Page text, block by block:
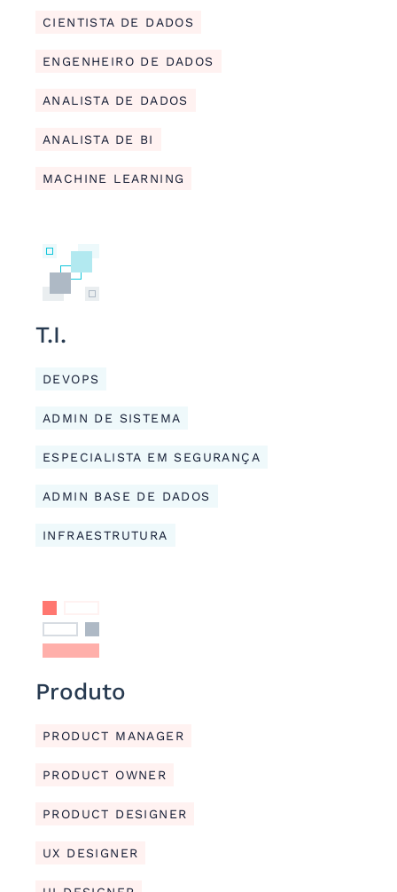
CIENTISTA DE DADOS
ENGENHEIRO DE DADOS
ANALISTA DE DADOS
ANALISTA DE BI
MACHINE LEARNING
T.I.
DEVOPS
ADMIN DE SISTEMA
ESPECIALISTA EM SEGURANÇA
ADMIN BASE DE DADOS
INFRAESTRUTURA
Produto
PRODUCT MANAGER
PRODUCT OWNER
PRODUCT DESIGNER
UX DESIGNER